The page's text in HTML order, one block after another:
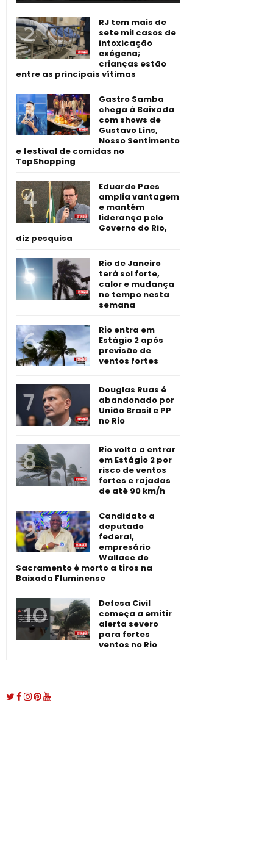
RJ tem mais de
sete mil casos de
intoxicação
exógena;
crianças estão
entre as principais vítimas
Gastro Samba
chega à Baixada
com shows de
Gustavo Lins,
Nosso Sentimento
e festival de comidas no
TopShopping
Eduardo Paes
amplia vantagem
e mantém
liderança pelo
Governo do Rio,
diz pesquisa
Rio de Janeiro
terá sol forte,
calor e mudança
no tempo nesta
semana
Rio entra em
Estágio 2 após
previsão de
ventos fortes
Douglas Ruas é
abandonado por
União Brasil e PP
no Rio
Rio volta a entrar
em Estágio 2 por
risco de ventos
fortes e rajadas
de até 90 km/h
Candidato a
deputado
federal,
empresário
Wallace do
Sacramento é morto a tiros na
Baixada Fluminense
Defesa Civil
começa a emitir
alerta severo
para fortes
ventos no Rio